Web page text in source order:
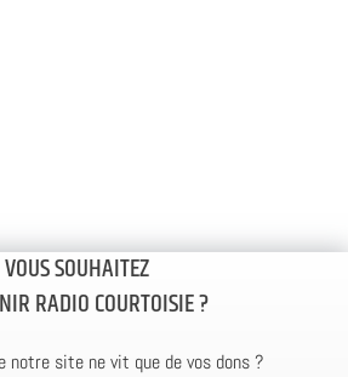
VOUS SOUHAITEZ
RADIO COURTOISIE ?
notre site ne vit que de vos dons ?